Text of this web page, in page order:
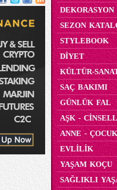
DEKORASYON
SEZON
STYLEBOOK
DİYET
KÜLTÜR-
SAÇ BAKIMI
GÜNLÜK FAL
AŞK -
ANNE - ÇOCUK
EVLİLİK
YAŞAM KOÇU
SAĞLIKLI